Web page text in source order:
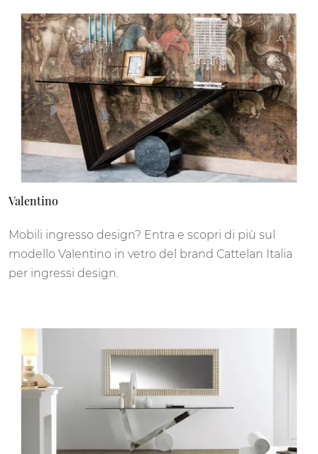
Valentino
Mobili ingresso design? Entra e scopri di più sul
modello Valentino in vetro del brand Cattelan Italia
per ingressi design.